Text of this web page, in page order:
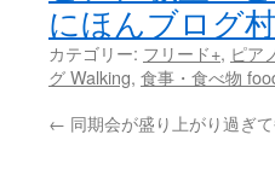
にほんブログ村
カテゴリー: フリード+, ピア
グ Walking, 食事・食べ物
← 同期会が盛り上がり過ぎ